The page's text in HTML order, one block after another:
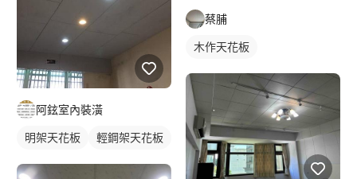
阿鉉室內裝潢
明架天花板 輕鋼架天花板
蔡脯
木作天花板